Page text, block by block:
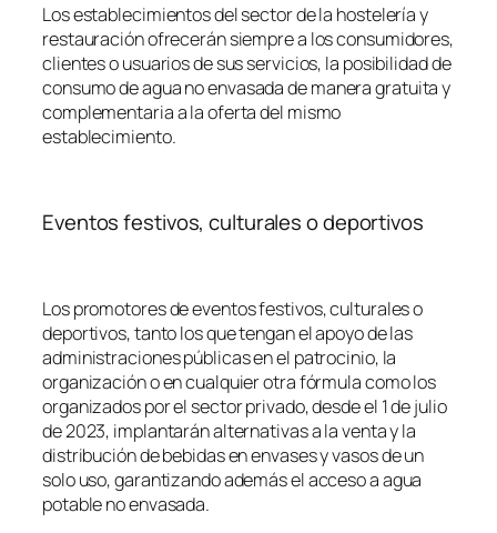
Los establecimientos del sector de la hostelería y
restauración ofrecerán siempre a los consumidores,
clientes o usuarios de sus servicios, la posibilidad de
consumo de agua no envasada de manera gratuita y
complementaria a la oferta del mismo
establecimiento.
Eventos festivos, culturales o deportivos
Los promotores de eventos festivos, culturales o
deportivos, tanto los que tengan el apoyo de las
administraciones públicas en el patrocinio, la
organización o en cualquier otra fórmula como los
organizados por el sector privado, desde el 1 de julio
de 2023, implantarán alternativas a la venta y la
distribución de bebidas en envases y vasos de un
solo uso, garantizando además el acceso a agua
potable no envasada.